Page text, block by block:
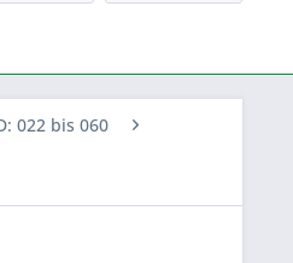
022 bis 060